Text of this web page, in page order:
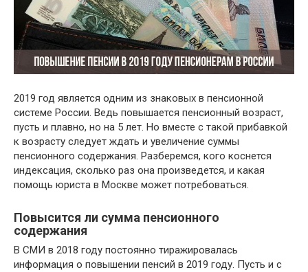
2019 год является одним из знаковых в пенсионной
системе России. Ведь повышается пенсионный возраст,
пусть и плавно, но на 5 лет. Но вместе с такой прибавкой
к возрасту следует ждать и увеличение суммы
пенсионного содержания. Разберемся, кого коснется
индексация, сколько раз она произведется, и какая
помощь юриста в Москве может потребоваться.
Повысится ли сумма пенсионного
содержания
В СМИ в 2018 году постоянно тиражировалась
информация о повышении пенсий в 2019 году. Пусть и с